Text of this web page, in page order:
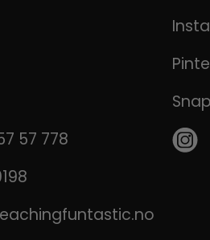
57 778